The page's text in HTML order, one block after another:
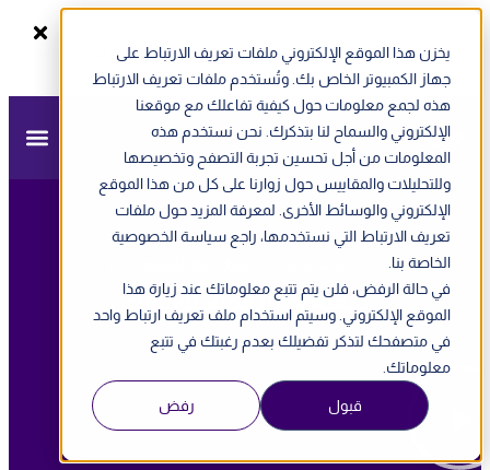
يخزن هذا الموقع الإلكتروني ملفات تعريف الارتباط على
جهاز الكمبيوتر الخاص بك. وتُستخدم ملفات تعريف الارتباط
هذه لجمع معلومات حول كيفية تفاعلك مع موقعنا
الإلكتروني والسماح لنا بتذكرك. نحن نستخدم هذه
المعلومات من أجل تحسين تجربة التصفح وتخصيصها
وللتحليلات والمقاييس حول زوارنا على كل من هذا الموقع
الإلكتروني والوسائط الأخرى. لمعرفة المزيد حول ملفات
تعريف الارتباط التي نستخدمها، راجع سياسة الخصوصية
الخاصة بنا.
في حالة الرفض، فلن يتم تتبع معلوماتك عند زيارة هذا
الموقع الإلكتروني. وسيتم استخدام ملف تعريف ارتباط واحد
في متصفحك لتذكر تفضيلك بعدم رغبتك في تتبع
معلوماتك.
قبول رفض
ندوة أونلاين - الفاتورة الإلكترونية في الإمارات سجل الآن
مزيد
كيفية إدارة المستودعات
Description: